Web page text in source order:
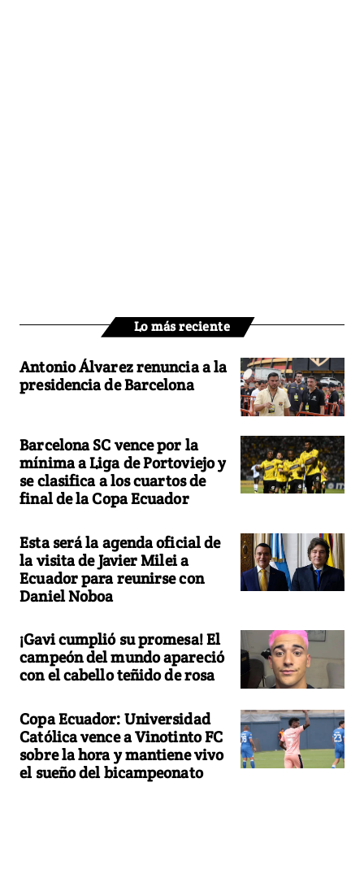
Lo más reciente
Antonio Álvarez renuncia a la
presidencia de Barcelona
Barcelona SC vence por la
mínima a Liga de Portoviejo y
se clasifica a los cuartos de
final de la Copa Ecuador
Esta será la agenda oficial de
la visita de Javier Milei a
Ecuador para reunirse con
Daniel Noboa
¡Gavi cumplió su promesa! El
campeón del mundo apareció
con el cabello teñido de rosa
Copa Ecuador: Universidad
Católica vence a Vinotinto FC
sobre la hora y mantiene vivo
el sueño del bicampeonato